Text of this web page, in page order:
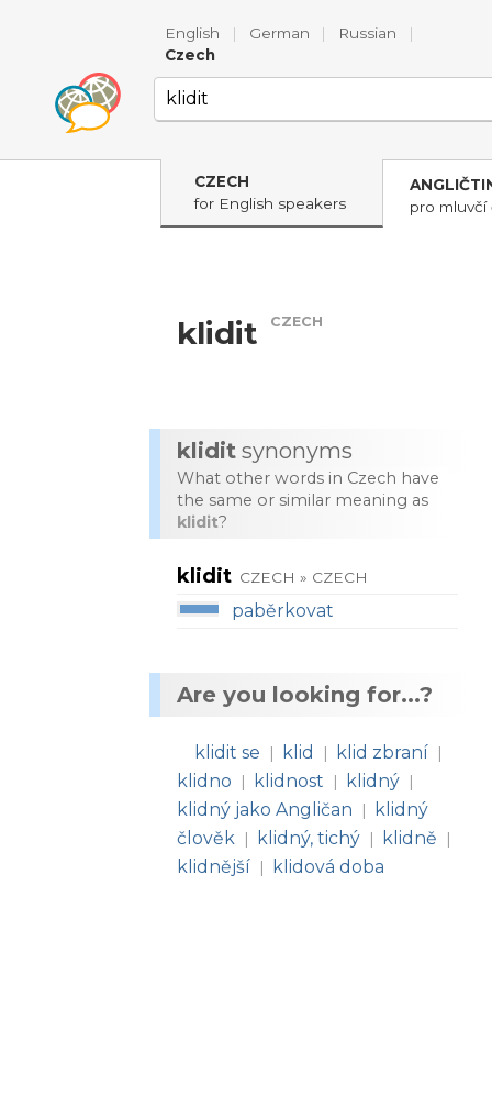
English | German | Russian
|
Czech
CZECH
for English speakers
pro mluvčí
klidit CZECH
klidit synonyms
What other words in Czech have
the same or similar meaning as
klidit?
klidit CZECH » CZECH
paběrkovat
Are you looking for...?
klidit se | klid | klid zbraní |
klidno | klidnost | klidný |
klidný jako Angličan |
klidný
člověk | klidný, tichý | klidně |
klidnější | klidová doba